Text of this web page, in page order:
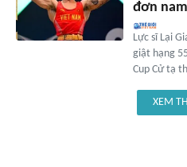
đơn nam
Lực sĩ Lại
giật hạng
Cup Cử tạ
XEM